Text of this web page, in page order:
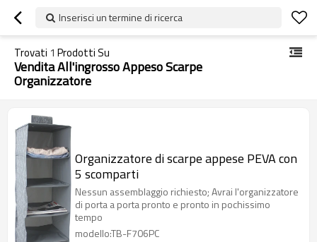
Inserisci un termine di ricerca
Trovati 1 Prodotti Su
Vendita All'ingrosso Appeso Scarpe
Organizzatore
Organizzatore di scarpe appese PEVA con
5 scomparti
Nessun assemblaggio richiesto; Avrai l'organizzatore
di porta a porta pronto e pronto in pochissimo
tempo
modello:TB-F706PC